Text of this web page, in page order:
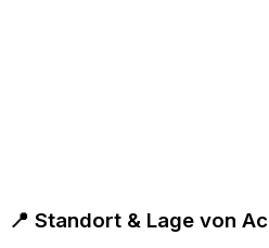
📍 Standort & Lage von